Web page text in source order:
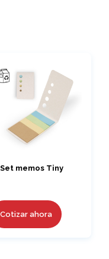
Set memos Tiny
Cotizar ahora